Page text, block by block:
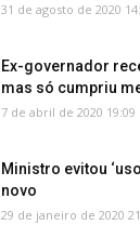
31 de agosto de 2020
Ex-governador
mas só cumpriu
7 de abril de 2020 19:09
Ministro evitou
novo
29 de janeiro de 2020